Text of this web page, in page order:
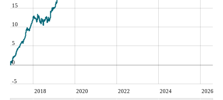
2018 2020 2022 2024 2026
-5
0
5
10
15